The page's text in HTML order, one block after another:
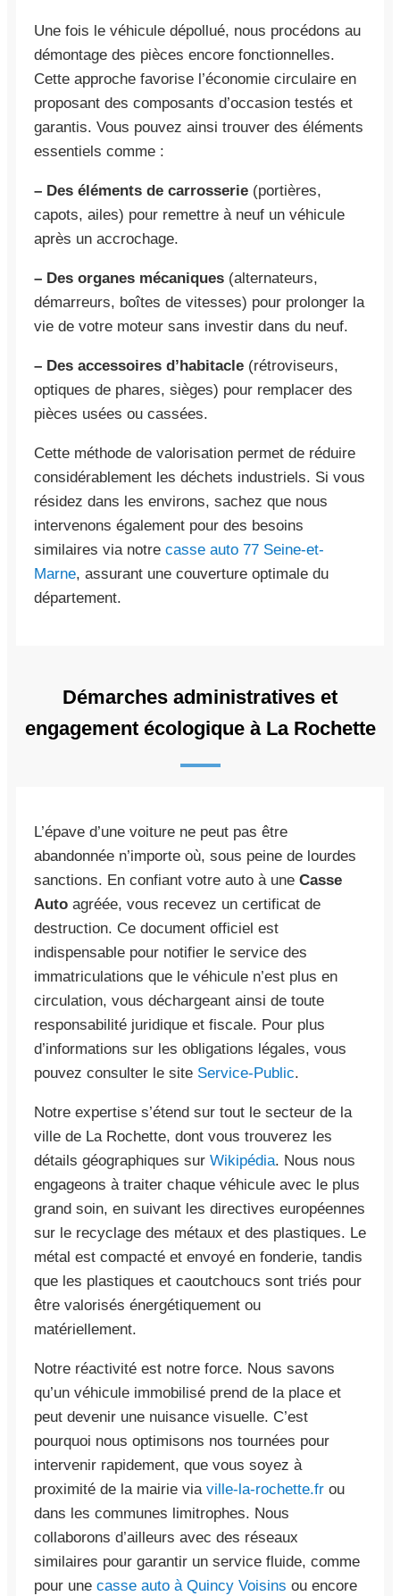
Une fois le véhicule dépollué, nous procédons au
démontage des pièces encore fonctionnelles.
Cette approche favorise l’économie circulaire en
proposant des composants d’occasion testés et
garantis. Vous pouvez ainsi trouver des éléments
essentiels comme :
– Des éléments de carrosserie (portières,
capots, ailes) pour remettre à neuf un véhicule
après un accrochage.
– Des organes mécaniques (alternateurs,
démarreurs, boîtes de vitesses) pour prolonger la
vie de votre moteur sans investir dans du neuf.
– Des accessoires d’habitacle (rétroviseurs,
optiques de phares, sièges) pour remplacer des
pièces usées ou cassées.
Cette méthode de valorisation permet de réduire
considérablement les déchets industriels. Si vous
résidez dans les environs, sachez que nous
intervenons également pour des besoins
similaires via notre casse auto 77 Seine-et-
Marne, assurant une couverture optimale du
département.
Démarches administratives et
engagement écologique à La Rochette
L’épave d’une voiture ne peut pas être
abandonnée n’importe où, sous peine de lourdes
sanctions. En confiant votre auto à une Casse
Auto agréée, vous recevez un certificat de
destruction. Ce document officiel est
indispensable pour notifier le service des
immatriculations que le véhicule n’est plus en
circulation, vous déchargeant ainsi de toute
responsabilité juridique et fiscale. Pour plus
d’informations sur les obligations légales, vous
pouvez consulter le site Service-Public.
Notre expertise s’étend sur tout le secteur de la
ville de La Rochette, dont vous trouverez les
détails géographiques sur Wikipédia. Nous nous
engageons à traiter chaque véhicule avec le plus
grand soin, en suivant les directives européennes
sur le recyclage des métaux et des plastiques. Le
métal est compacté et envoyé en fonderie, tandis
que les plastiques et caoutchoucs sont triés pour
être valorisés énergétiquement ou
matériellement.
Notre réactivité est notre force. Nous savons
qu’un véhicule immobilisé prend de la place et
peut devenir une nuisance visuelle. C’est
pourquoi nous optimisons nos tournées pour
intervenir rapidement, que vous soyez à
proximité de la mairie via ville-la-rochette.fr ou
dans les communes limitrophes. Nous
collaborons d’ailleurs avec des réseaux
similaires pour garantir un service fluide, comme
pour une casse auto à Quincy Voisins ou encore